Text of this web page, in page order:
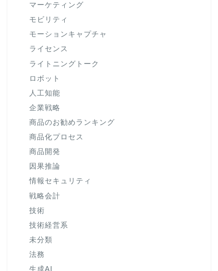
マーケティング
モビリティ
モーションキャプチャ
ライセンス
ライトニングトーク
ロボット
人工知能
企業戦略
商品のお勧めランキング
商品化プロセス
商品開発
因果推論
情報セキュリティ
戦略会計
技術
技術経営系
未分類
法務
生成AI